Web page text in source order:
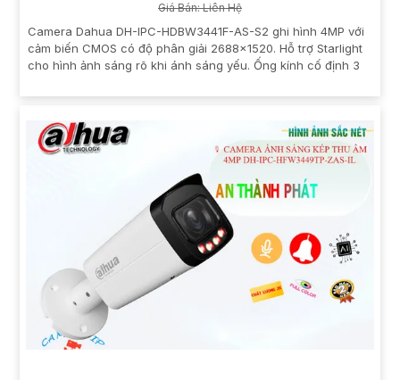
Giá Bán: Liên Hệ
Camera Dahua DH-IPC-HDBW3441F-AS-S2 ghi hình 4MP với
cảm biến CMOS có độ phân giải 2688×1520. Hỗ trợ Starlight
cho hình ảnh sáng rõ khi ánh sáng yếu. Ống kính cố định 3